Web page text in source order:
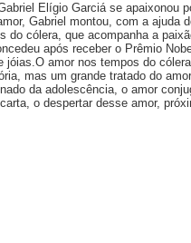
Elígio Garciá se apaixonou
Gabriel montou, com a
cólera, que acompanha a
após receber o Prêmio
amor nos tempos do
mas um grande tratado do
da adolescência, o amor
o despertar desse amor,